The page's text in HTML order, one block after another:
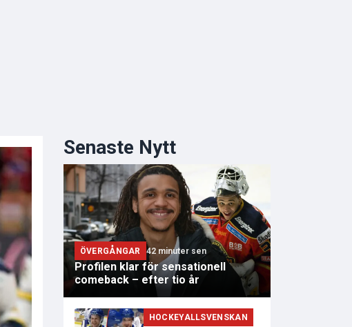
Senaste Nytt
ÖVERGÅNGAR 42 minuter sen
Profilen klar för sensationell
comeback – efter tio år
HOCKEYALLSVENSKAN